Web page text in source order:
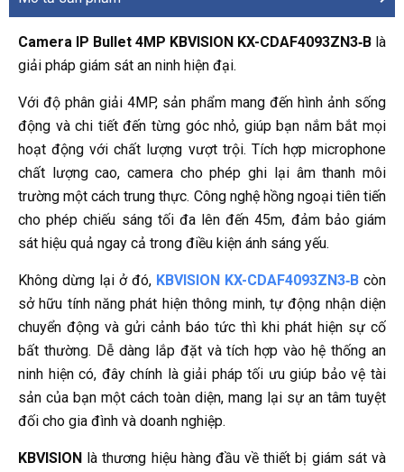
Camera IP Bullet 4MP KBVISION KX-CDAF4093ZN3‑B là
giải pháp giám sát an ninh hiện đại.
Với độ phân giải 4MP, sản phẩm mang đến hình ảnh sống
động và chi tiết đến từng góc nhỏ, giúp bạn nắm bắt mọi
hoạt động với chất lượng vượt trội. Tích hợp microphone
chất lượng cao, camera cho phép ghi lại âm thanh môi
trường một cách trung thực. Công nghệ hồng ngoại tiên tiến
cho phép chiếu sáng tối đa lên đến 45m, đảm bảo giám
sát hiệu quả ngay cả trong điều kiện ánh sáng yếu.
Không dừng lại ở đó, KBVISION KX-CDAF4093ZN3‑B còn
sở hữu tính năng phát hiện thông minh, tự động nhận diện
chuyển động và gửi cảnh báo tức thì khi phát hiện sự cố
bất thường. Dễ dàng lắp đặt và tích hợp vào hệ thống an
ninh hiện có, đây chính là giải pháp tối ưu giúp bảo vệ tài
sản của bạn một cách toàn diện, mang lại sự an tâm tuyệt
đối cho gia đình và doanh nghiệp.
KBVISION
là thương hiệu hàng đầu về thiết bị giám sát và